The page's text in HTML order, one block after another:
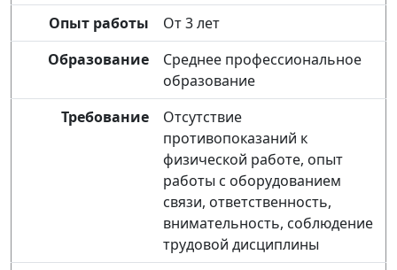
Опыт работы
От 3 лет
Образование
Среднее профессиональное
образование
Требование
Отсутствие
противопоказаний к
физической работе, опыт
работы с оборудованием
связи, ответственность,
внимательность, соблюдение
трудовой дисциплины